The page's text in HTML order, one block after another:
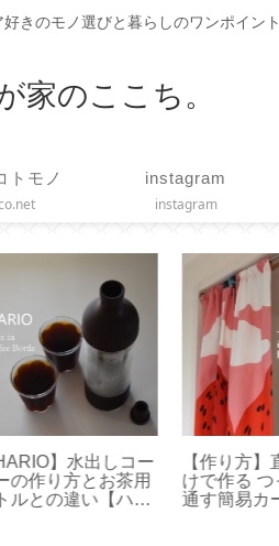
きのモノ選びと暮らしのワンポイント
家のここち。
トモノ
instagram
instagram
縫いだ
ぱり棒に
ン
【コーヒースケール】
タイムモアの便利機能
と使い方【 Black